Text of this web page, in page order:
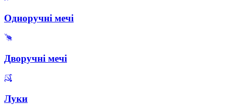
Одноручні мечі
Дворучні мечі
Луки